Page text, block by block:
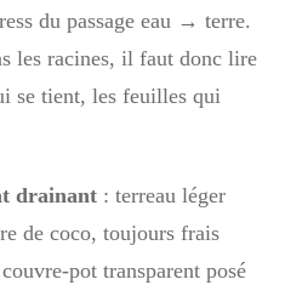
du passage eau → terre.
les racines, il faut donc lire
se tient, les feuilles qui
drainant : terreau léger
de coco, toujours frais
pot transparent posé